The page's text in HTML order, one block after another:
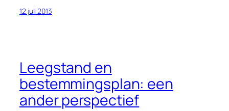
12 juli 2013
Leegstand en
bestemmingsplan: een
ander perspectief